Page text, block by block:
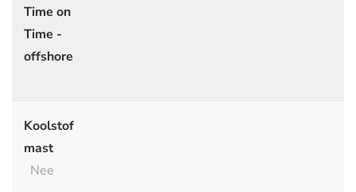
Time on
Time -
offshore
Koolstof
mast
Nee